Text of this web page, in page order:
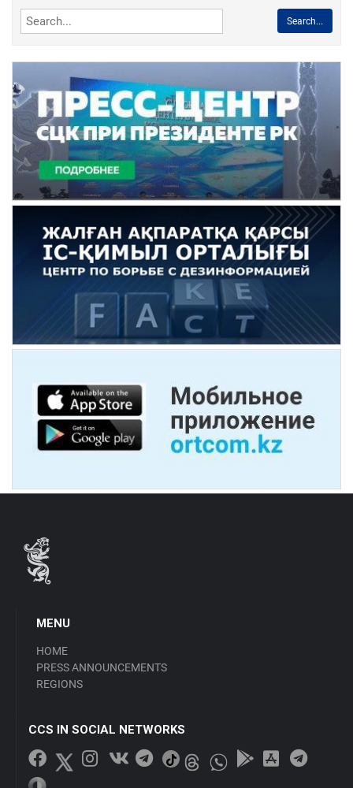
Search...
MENU
HOME
PRESS ANNOUNCEMENTS
REGIONS
CCS IN SOCIAL NETWORKS